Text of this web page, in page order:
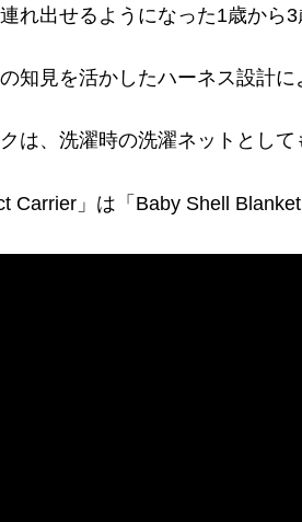
れ出せるようになった1歳から
知見を活かしたハーネス設計
は、洗濯時の洗濯ネットとし
Carrier」は「Baby Shell